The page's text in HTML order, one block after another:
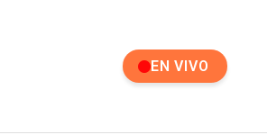
EN VIVO